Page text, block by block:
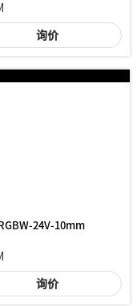
询价
24V-10mm
询价